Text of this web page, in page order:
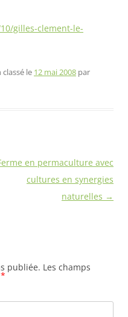
gilles-clement-le-
le 12 mai 2008 par
en permaculture avec
cultures en synergies
naturelles →
publiée. Les champs
*